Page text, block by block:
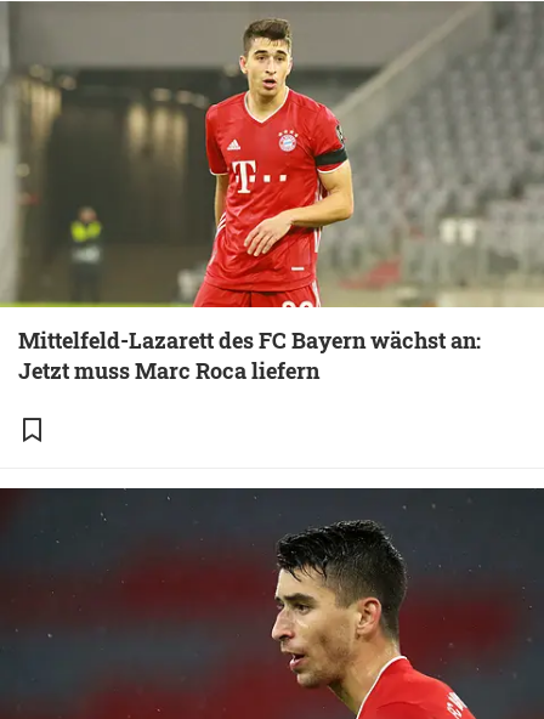
Mittelfeld-Lazarett des FC Bayern wächst an:
Jetzt muss Marc Roca liefern